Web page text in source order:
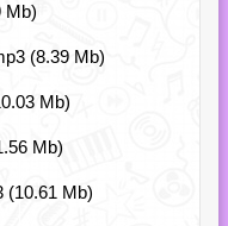
Mb)
(8.39 Mb)
Mb)
Mb)
(10.61 Mb)